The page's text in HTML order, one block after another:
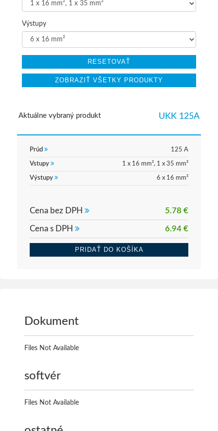
Výstupy
RESETOVAŤ
ZOBRAZIŤ VŠETKY PRODUKTY
Aktuálne vybraný produkt UKK 125A
Prúd 125 A
Vstupy 1 x 16 mm², 1 x 35 mm²
Výstupy 6 x 16 mm²
Cena bez DPH 5.78 €
Cena s DPH 6.94 €
PRIDAŤ DO KOŠÍKA
Dokument
Files Not Available
softvér
Files Not Available